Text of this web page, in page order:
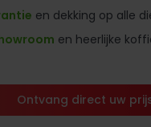
en dekking op alle
en heerlijke
Ontvang direct uw